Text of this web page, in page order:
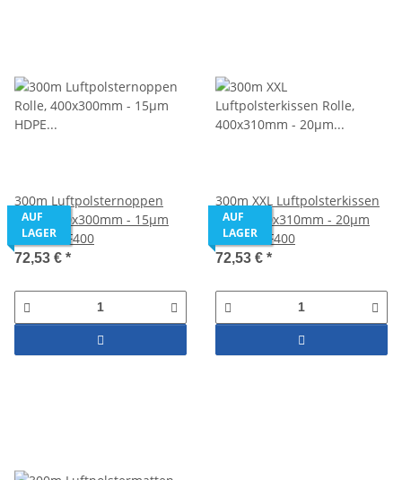
AUF
LAGER
300m Luftpolsternoppen
Rolle, 400x300mm - 15µm
HDPE - AF400
72,53 € *
AUF
LAGER
300m XXL Luftpolsterkissen
Rolle, 400x310mm - 20µm
HDPE - AF400
72,53 € *